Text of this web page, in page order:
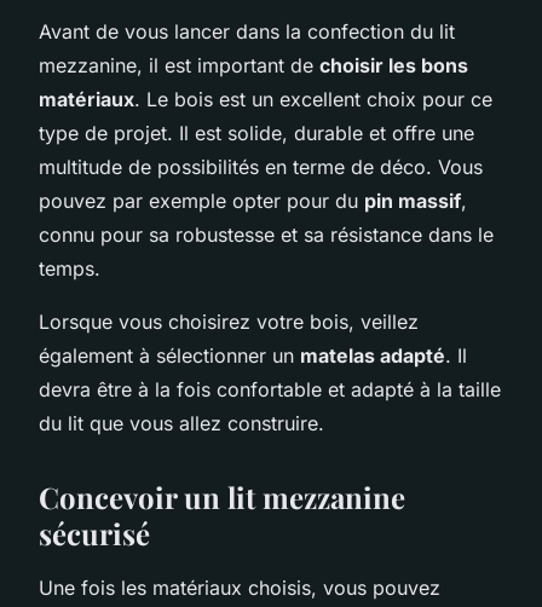
Avant de vous lancer dans la confection du lit
mezzanine, il est important de choisir les bons
matériaux. Le bois est un excellent choix pour ce
type de projet. Il est solide, durable et offre une
multitude de possibilités en terme de déco. Vous
pouvez par exemple opter pour du pin massif,
connu pour sa robustesse et sa résistance dans le
temps.
Lorsque vous choisirez votre bois, veillez
également à sélectionner un matelas adapté. Il
devra être à la fois confortable et adapté à la taille
du lit que vous allez construire.
Concevoir un lit mezzanine
sécurisé
Une fois les matériaux choisis, vous pouvez